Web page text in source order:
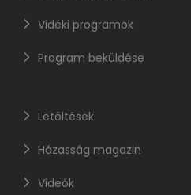
Vidéki programok
Program beküldése
Letöltések
Házasság magazin
Videók